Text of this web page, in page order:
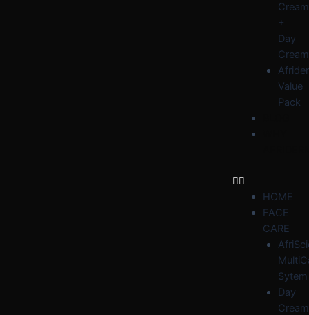
Cream
+
Day
Cream
Value
Pack
HOME
FACE
CARE
Sytem
Day
Cream